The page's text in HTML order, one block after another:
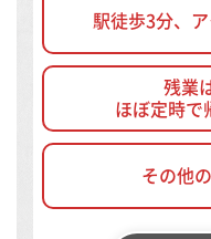
駅徒歩3分、
残業
ほぼ定時で
その他